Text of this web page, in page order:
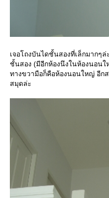
เจอโถงบันไดชั้นสองที่เล็กมากๆ
ชั้นสอง (มีอีกห้องนึงในห้องนอน
ทางขวามือก็คือห้องนอนใหญ่ อีก
สมุดล่ะ